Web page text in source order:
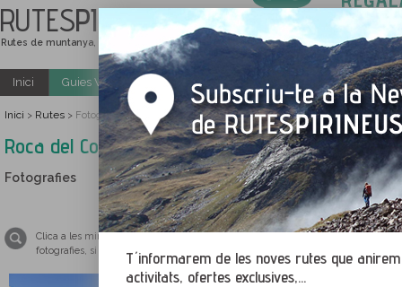
RUTESPIRINEUS
Rutes de muntanya, senderisme i excursions
T´informarem de les noves rutes que
activitats, ofertes exclusives,...
Inici Guies Web i PDF gratuïtes Excursions i activitats
Inici > Rutes > Fotografies Roca del Corb i Roc de Cogul des de Peramola
Roca del Corb i Roc de Cogul des de Peramola
Fotografies
Clica a les miniatures per ampliar les imatges i veure-les a tamany pantalla
fotografies, si us plau, tingues el teu navegador web actualitzat amb una de